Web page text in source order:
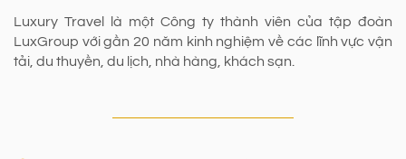
Luxury Travel là một Công ty thành viên của tập đoàn
LuxGroup với gần 20 năm kinh nghiệm về các lĩnh vực vận
tải, du thuyền, du lịch, nhà hàng, khách sạn.